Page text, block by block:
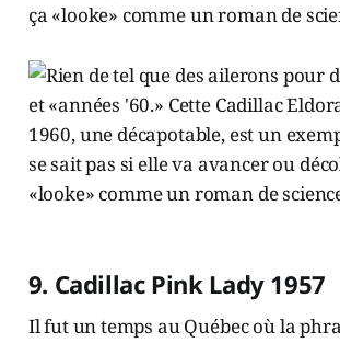
ça «looke» comme un roman de
9. Cadillac Pink Lady 1957
Il fut un temps au Québec où la